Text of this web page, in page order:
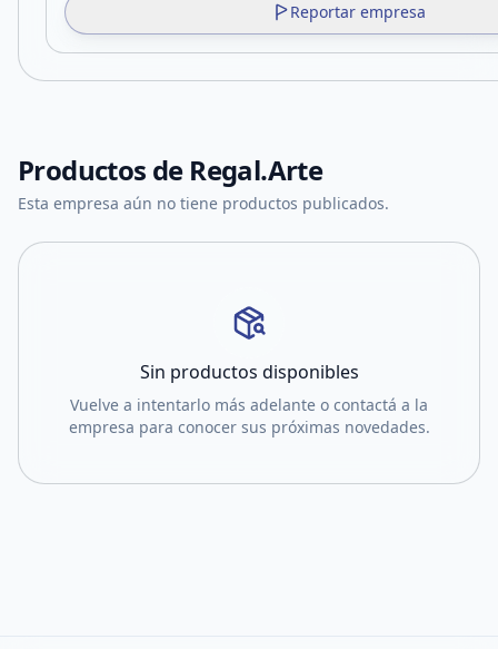
Reportar empresa
Productos de Regal.Arte
Esta empresa aún no tiene productos publicados.
Sin productos disponibles
Vuelve a intentarlo más adelante o contactá a la
empresa para conocer sus próximas novedades.